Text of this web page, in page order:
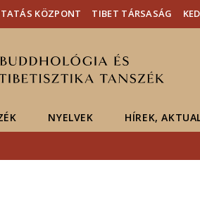
KÖZPONT TIBET TÁRSASÁG
NYELVEK HÍREK,